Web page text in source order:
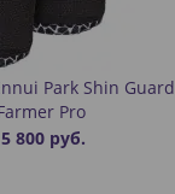
Park Shin Guard
Pro
800 руб.